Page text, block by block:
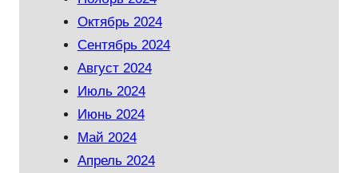
Октябрь 2024
Сентябрь 2024
Август 2024
Июль 2024
Июнь 2024
Май 2024
Апрель 2024